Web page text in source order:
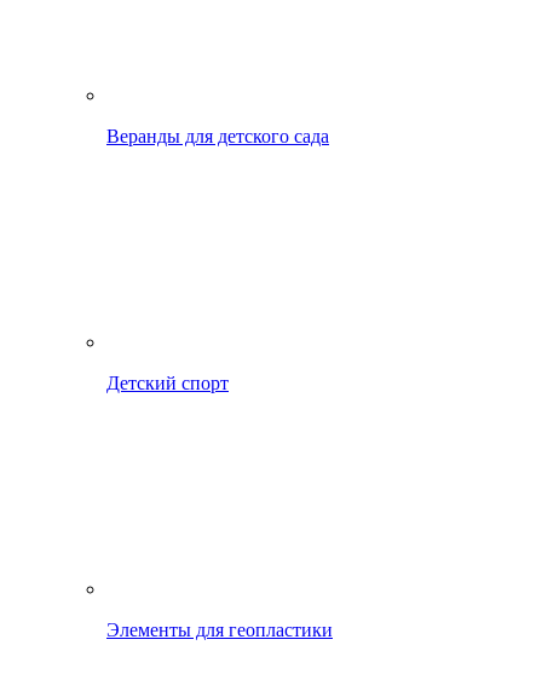
Веранды для детского сада
Детский спорт
Элементы для геопластики